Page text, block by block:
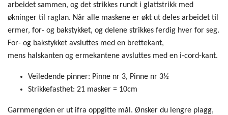
arbeidet sammen, og det strikkes rundt i glattstrikk med
økninger til raglan. Når alle maskene er økt ut deles arbeidet til
ermer, for- og bakstykket, og delene strikkes ferdig hver for seg.
For- og bakstykket avsluttes med en brettekant,
mens halskanten og ermekantene avsluttes med en i-cord-kant.
Veiledende pinner: Pinne nr 3, Pinne nr 3½
Strikkefasthet: 21 masker = 10cm
Garnmengden er ut ifra oppgitte mål. Ønsker du lengre plagg,